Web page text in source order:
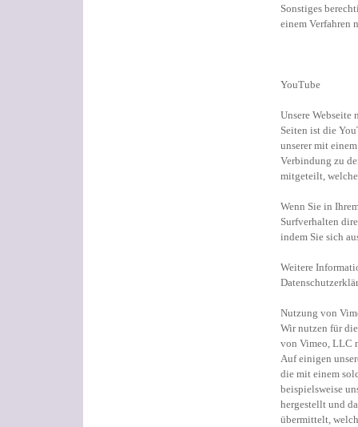
Sonstiges
einem Verfahren
YouTube
Unsere
Seiten ist die
unserer mit
Verbindung zu
mitgeteilt,
Wenn Sie in
Surfverhalten
indem Sie sich
Weitere
Nutzung von
Wir nutzen für
von Vimeo, LLC
Auf einigen
die mit einem
beispielsweise
hergestellt und
übermittelt,